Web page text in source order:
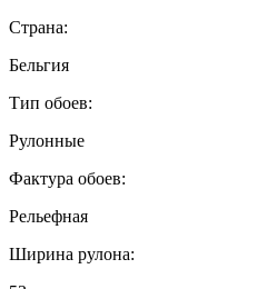
Страна:
Бельгия
Тип обоев:
Рулонные
Фактура обоев:
Рельефная
Ширина рулона: